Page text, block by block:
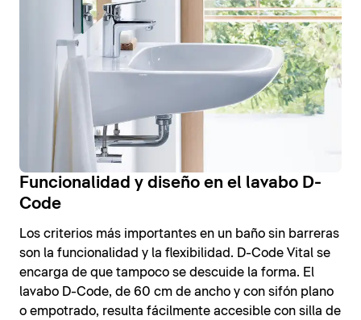
Funcionalidad y diseño en el lavabo D-
Code
Los criterios más importantes en un baño sin barreras
son la funcionalidad y la flexibilidad. D-Code Vital se
encarga de que tampoco se descuide la forma. El
lavabo D-Code, de 60 cm de ancho y con sifón plano
o empotrado, resulta fácilmente accesible con silla de